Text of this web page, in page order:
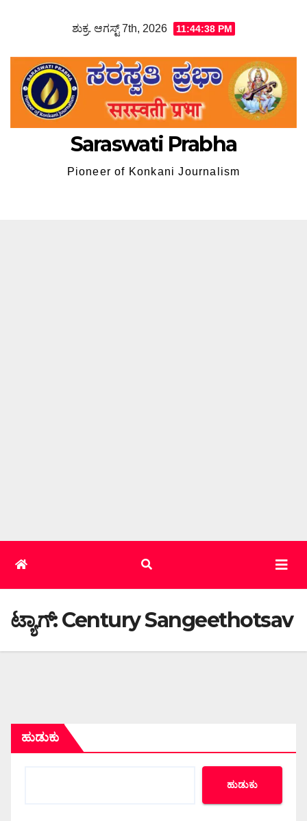
ಶುಕ್ರ. ಆಗಸ್ಟ್ 7th, 2026 11:44:39 PM
Saraswati Prabha
Pioneer of Konkani Journalism
ಟ್ಯಾಗ್:Century Sangeethotsav
ಹುಡುಕು
ಹುಡುಕು